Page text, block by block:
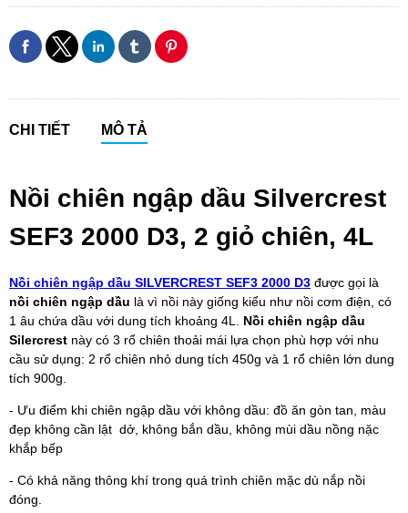
CHI TIẾT MÔ TẢ
Nồi chiên ngập dầu Silvercrest
SEF3 2000 D3, 2 giỏ chiên, 4L
Nồi chiên ngập dầu SILVERCREST SEF3 2000 D3 được gọi là
nồi chiên ngập dầu là vì nồi này giống kiểu như nồi cơm điện, có
1 âu chứa dầu với dung tích khoảng 4L. Nồi chiên ngập dầu
Silercrest này có 3 rổ chiên thoải mái lựa chọn phù hợp với nhu
cầu sử dụng: 2 rổ chiên nhỏ dung tích 450g và 1 rổ chiên lớn dung
tích 900g.
- Ưu điểm khi chiên ngập dầu với không dầu: đồ ăn gòn tan, màu
đẹp không cần lật dở, không bắn dầu, không mùi dầu nồng nặc
khắp bếp
- Có khả năng thông khí trong quá trình chiên mặc dù nắp nồi
đóng.